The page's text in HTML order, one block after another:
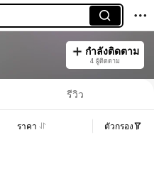
กำลังติดตาม
4 ผู้ติดตาม
รีวิว
ราคา ตัวกรอง